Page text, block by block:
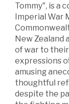
Tommy", is a
Imperial War
New Zealand
of war to
expressions
amusing
thoughtful
despite the